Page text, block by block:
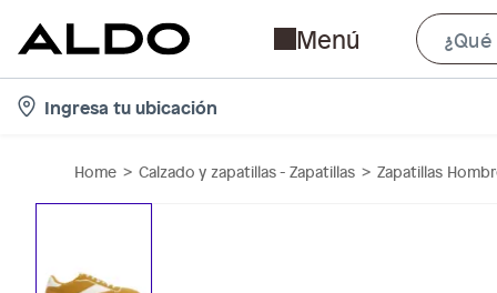
Menú
Ingresa tu ubicación
Home Calzado y zapatillas - Zapatillas Zapatillas